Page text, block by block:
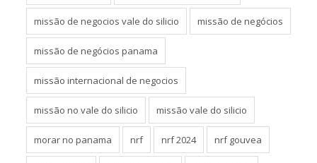
missão de negocios vale do silicio missão de negócios
missão de negócios panama
missão internacional de negocios
missão no vale do silicio missão vale do silicio
morar no panama nrf nrf 2024 nrf gouvea
nrf new york nrf nova iorque nrf nova york